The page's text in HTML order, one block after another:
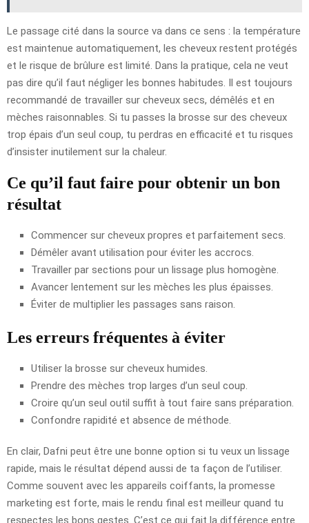
Le passage cité dans la source va dans ce sens : la température
est maintenue automatiquement, les cheveux restent protégés
et le risque de brûlure est limité. Dans la pratique, cela ne veut
pas dire qu’il faut négliger les bonnes habitudes. Il est toujours
recommandé de travailler sur cheveux secs, démêlés et en
mèches raisonnables. Si tu passes la brosse sur des cheveux
trop épais d’un seul coup, tu perdras en efficacité et tu risques
d’insister inutilement sur la chaleur.
Ce qu’il faut faire pour obtenir un bon
résultat
Commencer sur cheveux propres et parfaitement secs.
Démêler avant utilisation pour éviter les accrocs.
Travailler par sections pour un lissage plus homogène.
Avancer lentement sur les mèches les plus épaisses.
Éviter de multiplier les passages sans raison.
Les erreurs fréquentes à éviter
Utiliser la brosse sur cheveux humides.
Prendre des mèches trop larges d’un seul coup.
Croire qu’un seul outil suffit à tout faire sans préparation.
Confondre rapidité et absence de méthode.
En clair, Dafni peut être une bonne option si tu veux un lissage
rapide, mais le résultat dépend aussi de ta façon de l’utiliser.
Comme souvent avec les appareils coiffants, la promesse
marketing est forte, mais le rendu final est meilleur quand tu
respectes les bons gestes. C’est ce qui fait la différence entre